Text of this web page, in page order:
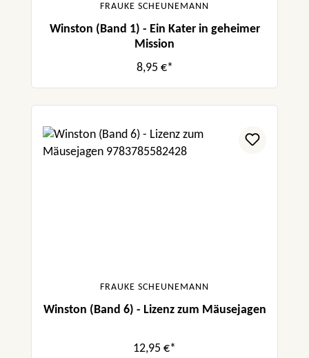
FRAUKE SCHEUNEMANN
Winston (Band 1) - Ein Kater in geheimer
Mission
8,95 €*
FRAUKE SCHEUNEMANN
Winston (Band 6) - Lizenz zum Mäusejagen
12,95 €*